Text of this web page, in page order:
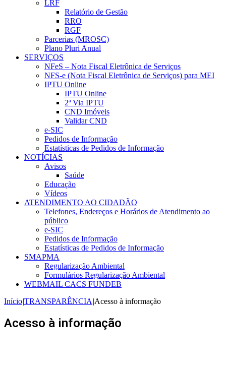
LRF
Relatório de Gestão
RRO
RGF
Parcerias (MROSC)
Plano Pluri Anual
SERVIÇOS
NFeS – Nota Fiscal Eletrônica de Serviços
NFS-e (Nota Fiscal Eletrônica de Serviços) para MEI
IPTU Online
IPTU Online
2ª Via IPTU
CND Imóveis
Validar CND
e-SIC
Pedidos de Informação
Estatísticas de Pedidos de Informação
NOTÍCIAS
Avisos
Saúde
Educação
Vídeos
ATENDIMENTO AO CIDADÃO
Telefones, Endereços e Horários de Atendimento ao
público
e-SIC
Pedidos de Informação
Estatísticas de Pedidos de Informação
SMAPMA
Regularização Ambiental
Formulários Regularização Ambiental
WEBMAIL CACS FUNDEB
Início|TRANSPARÊNCIA |Acesso à informação
Acesso à informação